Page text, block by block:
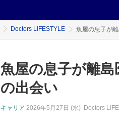
Doctors LIFESTYLE 魚屋の息子が
魚屋の息子が離
の出会い
キャリア 2026年5月27日 (水) Doctors